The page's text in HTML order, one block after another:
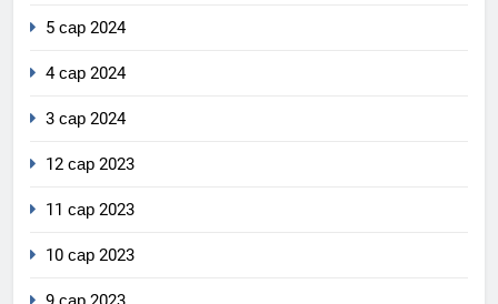
5 сар 2024
4 сар 2024
3 сар 2024
12 сар 2023
11 сар 2023
10 сар 2023